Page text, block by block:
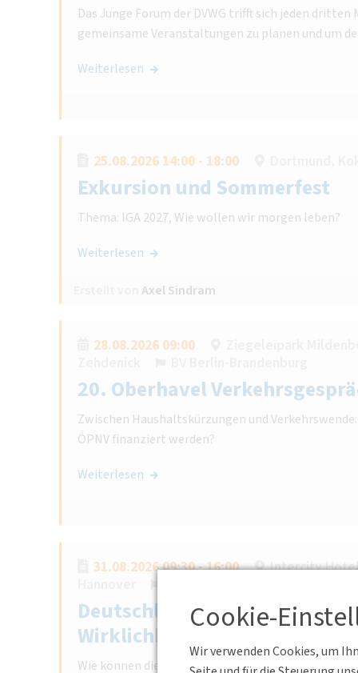
Cookie-
Wir verwenden Cookies, um
Das Junge Forum der DVWG trifft sich jeden
gemeinsame Veranstaltungen zu planen und um
Weiterlesen
25.08.2026 14:00 - 18:00
Exkursion und Sommerfest
Thema: IGA 2027, Wie wollen wir morgen leben?
Weiterlesen
Axel Sindram
28.08.2026 09:00
20. Oberhavel
Zwischen Haushaltskürzungen und
ÖPNV finanziert werden?
Weiterlesen
31.08.2026 09:30 - 16:00
Intercity
Deutschlandtakt zwischen
Wirklichkeit
Wie können die Ziele der Verkehrsverlagerung und